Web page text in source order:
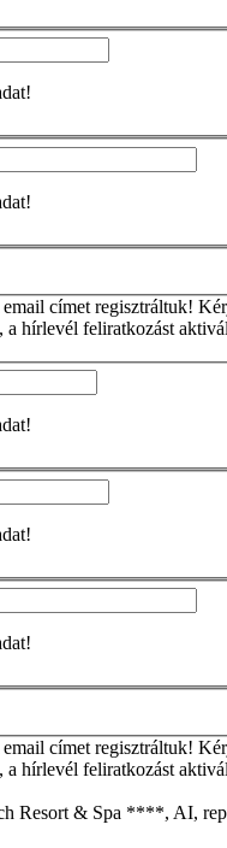
email címet regisztráltuk!
a hírlevél feliratkozást
email címet regisztráltuk!
a hírlevél feliratkozást